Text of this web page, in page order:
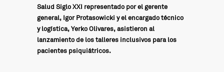
Salud Siglo XXI representado por el gerente
general, Igor Protasowicki y el encargado técnico
y logística, Yerko Olivares, asistieron al
lanzamiento de los talleres inclusivos para los
pacientes psiquiátricos.